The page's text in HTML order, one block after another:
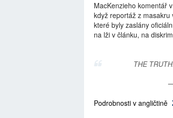
MacKenzieho komentář
když reportáž z
které byly zaslány
na lži v článku, na
THE
Podrobnosti v angličtině